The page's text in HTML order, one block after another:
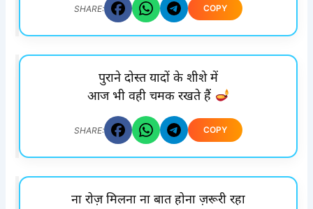
SHARE: COPY
पुराने दोस्त यादों के शीशे में
आज भी वही चमक रखते हैं
SHARE: COPY
ना रोज़ मिलना ना बात होना ज़रूरी रहा